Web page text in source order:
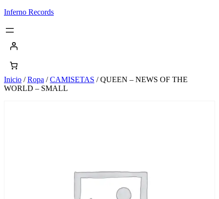
Saltar
contenido
Inferno Records
Inicio /Ropa /CAMISETAS / QUEEN – NEWS OF THE
WORLD – SMALL